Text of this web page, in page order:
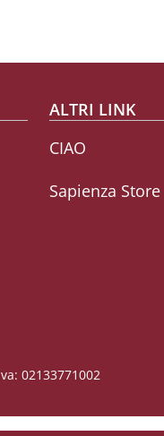
ALTRI LINK
CIAO
Sapienza Store
02133771002